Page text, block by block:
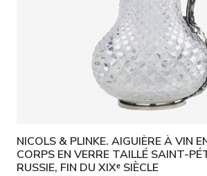
NICOLS & PLINKE. AIGUIÈRE À VIN
CORPS EN VERRE TAILLÉ SAINT-
RUSSIE, FIN DU XIXᵉ SIÈCLE